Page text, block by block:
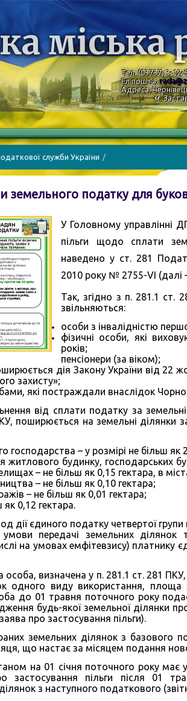
міська
Тел. (03737) 3-12-
Ел.пошта:
Адреса:
м.
служби України
земельного податку для
У Головному управлінні
пільги щодо сплати
наведено у ст. 281
2010 року № 2755-VI (далі
Так, згідно з п. 281.1 ст.
звільняються:
особи з інвалідністю
фізичні особи, які
років;
пенсіонери (за віком);
дія Закону України від
захисту»;
які постраждали внаслідок
від сплати податку за
поширюється на земельні
господарства – у розмірі не більш як
житлового будинку, господарських
– не більш як 0,15 гектара, в
– не більш як 0,10 гектара;
– не більш як 0,01 гектара;
0,12 гектара.
дії єдиного податку четвертої
передачі земельних
на умовах емфітевзису) платнику
особа, визначена у п. 281.1 ст. 281
одного виду використання,
до 01 травня поточного року
будь-якої земельної ділянки
про застосування пільги).
земельних ділянок з базового
що настає за місяцем подання
на 01 січня поточного року має
застосування пільги після 01
з наступного податкового